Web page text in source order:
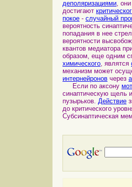
деполяризациями,
достигают
покое - случайный
вероятность
попадания в нее
вероятности
квантов медиатора
образом, еще одним
химического, являтся
механизм может
интернейронов через
Если по аксону
синаптическую щель
пузырьков. Действие
до критического
Субсинаптическая